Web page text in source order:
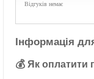
Відгуків немає
Інформація
💰 Як оплатити